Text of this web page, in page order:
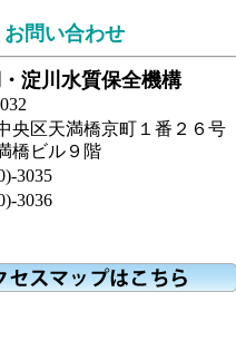
お問い合わせ
淀川水質保全機構
央区天満橋京町１番２６号
橋ビル９階
3035
3036